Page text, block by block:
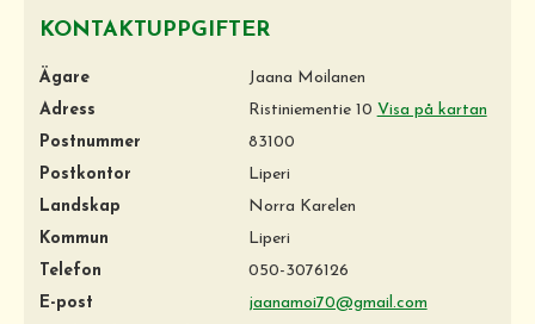
KONTAKTUPPGIFTER
Ägare
Jaana Moilanen
Adress
Ristiniementie 10 Visa på kartan
Postnummer
83100
Postkontor
Liperi
Landskap
Norra Karelen
Kommun
Liperi
Telefon
050-3076126
E-post
jaanamoi70@gmail.com